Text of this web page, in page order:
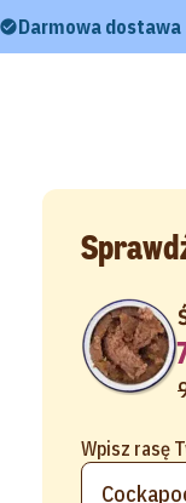
Darmowa dostawa
Wpisz rasę